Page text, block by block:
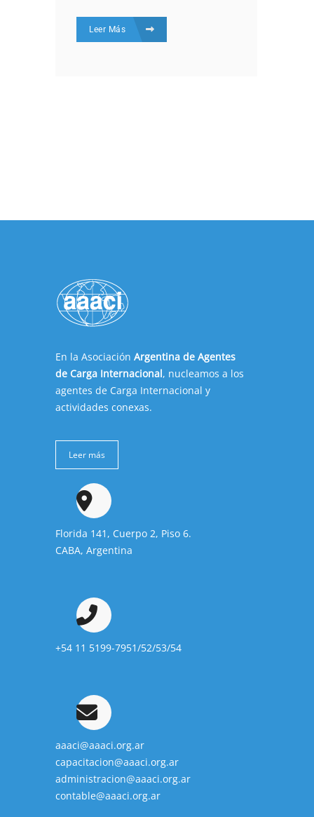
Leer Más
En la Asociación Argentina de Agentes
de Carga Internacional, nucleamos a los
agentes de Carga Internacional y
actividades conexas.
Leer más
Florida 141, Cuerpo 2, Piso 6.
CABA, Argentina
+54 11 5199-7951/52/53/54
aaaci@aaaci.org.ar
capacitacion@aaaci.org.ar
administracion@aaaci.org.ar
contable@aaaci.org.ar